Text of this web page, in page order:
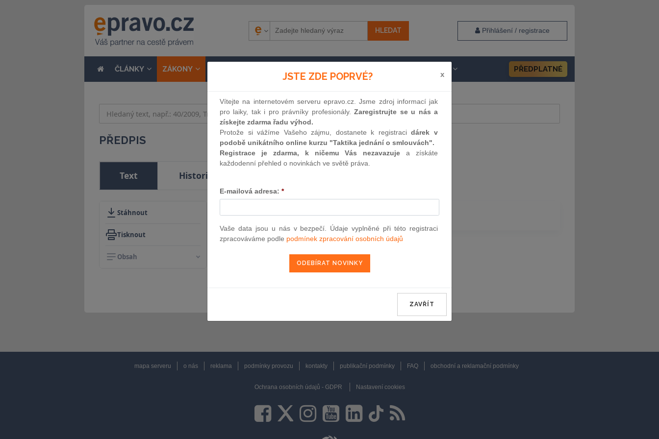
Přihlášení / registrace
ČLÁNKY ZÁKONY AKTUÁLNĚ PŘEDPLATNÉ
PŘEDPIS
Text Historie
Stáhnout
Tisknout
Obsah
Znění
mapa serveru o nás reklama podmínky provozu kontakty publikační podmínky FAQ obchodní a reklamační podmínky
Ochrana osobních údajů - GDPR Nastavení cookies
JSTE ZDE POPRVÉ? x
Vítejte na internetovém serveru epravo.cz. Jsme zdroj informací jak
pro laiky, tak i pro právníky profesionály.Zaregistrujte se u nás a
získejte zdarma řadu výhod.
Protože si vážíme Vašeho zájmu, dostanete k registracidárek v
podobě unikátního online kurzu "Taktika jednání o smlouvách".
Registrace je zdarma, k ničemu Vás nezavazuje a získáte
každodenní přehled o novinkách ve světě práva.
E-mailová adresa: *
Vaše data jsou u nás v bezpečí. Údaje vyplněné při této registraci
zpracováváme podle podmínek zpracování osobních údajů
ZAVŘÍT